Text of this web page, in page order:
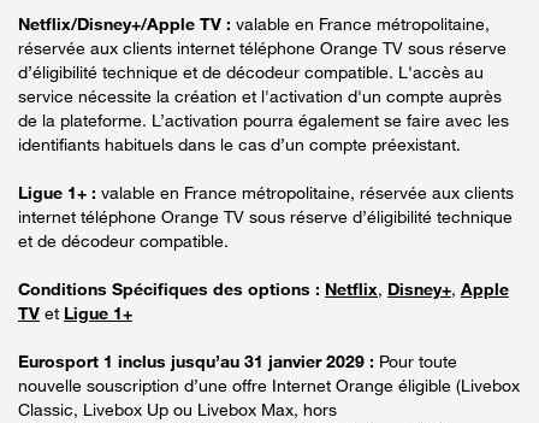
Netflix/Disney+/Apple TV : valable en France métropolitaine,
réservée aux clients internet téléphone Orange TV sous réserve
d’éligibilité technique et de décodeur compatible. L'accès au
service nécessite la création et l'activation d'un compte auprès
de la plateforme. L’activation pourra également se faire avec les
identifiants habituels dans le cas d’un compte préexistant.
Ligue 1+ : valable en France métropolitaine, réservée aux clients
internet téléphone Orange TV sous réserve d’éligibilité technique
et de décodeur compatible.
Conditions Spécifiques des options : Netflix, Disney+, Apple
TV et Ligue 1+
Eurosport 1 inclus jusqu’au 31 janvier 2029 : Pour toute
nouvelle souscription d’une offre Internet Orange éligible (Livebox
Classic, Livebox Up ou Livebox Max, hors